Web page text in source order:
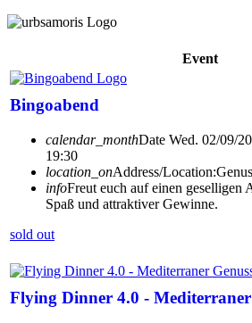
Event
Bingoabend
calendar_monthDate Wed. 02/09/
19:30
location_onAddress/Location:
infoFreut euch auf einen geselligen
Spaß und attraktiver Gewinne.
sold out
Flying Dinner 4.0 - Mediterraner